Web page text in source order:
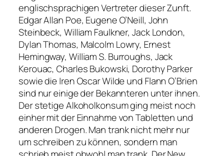
englischsprachigen Vertreter dieser Zunft.
Edgar Allan Poe, Eugene O’Neill, John
Steinbeck, William Faulkner, Jack London,
Dylan Thomas, Malcolm Lowry, Ernest
Hemingway, William S. Burroughs, Jack
Kerouac, Charles Bukowski, Dorothy Parker
sowie die Iren Oscar Wilde und Flann O’Brien
sind nur einige der Bekannteren unter ihnen.
Der stetige Alkoholkonsum ging meist noch
einher mit der Einnahme von Tabletten und
anderen Drogen. Man trank nicht mehr nur
um schreiben zu können, sondern man